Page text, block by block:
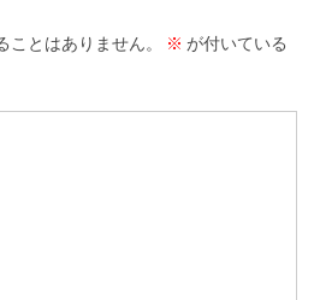
ことはありません。 ※ が付いている